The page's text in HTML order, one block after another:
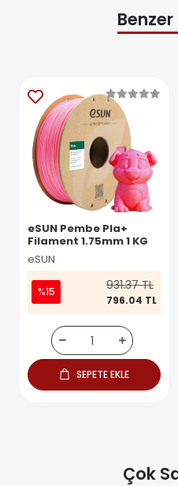
eSUN Pembe Pla+
Filament 1.75mm 1 KG
eSUN
%15 931.37 TL
796.04 TL
SEPETE EKLE
Çok